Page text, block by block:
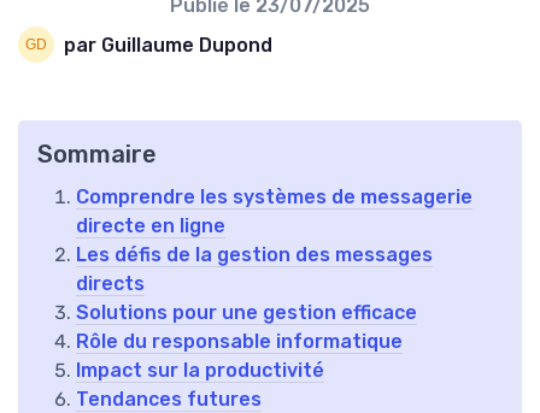
Publié le 23/07/2025
par Guillaume Dupond
Sommaire
Comprendre les systèmes de messagerie
directe en ligne
Les défis de la gestion des messages
directs
Solutions pour une gestion efficace
Rôle du responsable informatique
Impact sur la productivité
Tendances futures